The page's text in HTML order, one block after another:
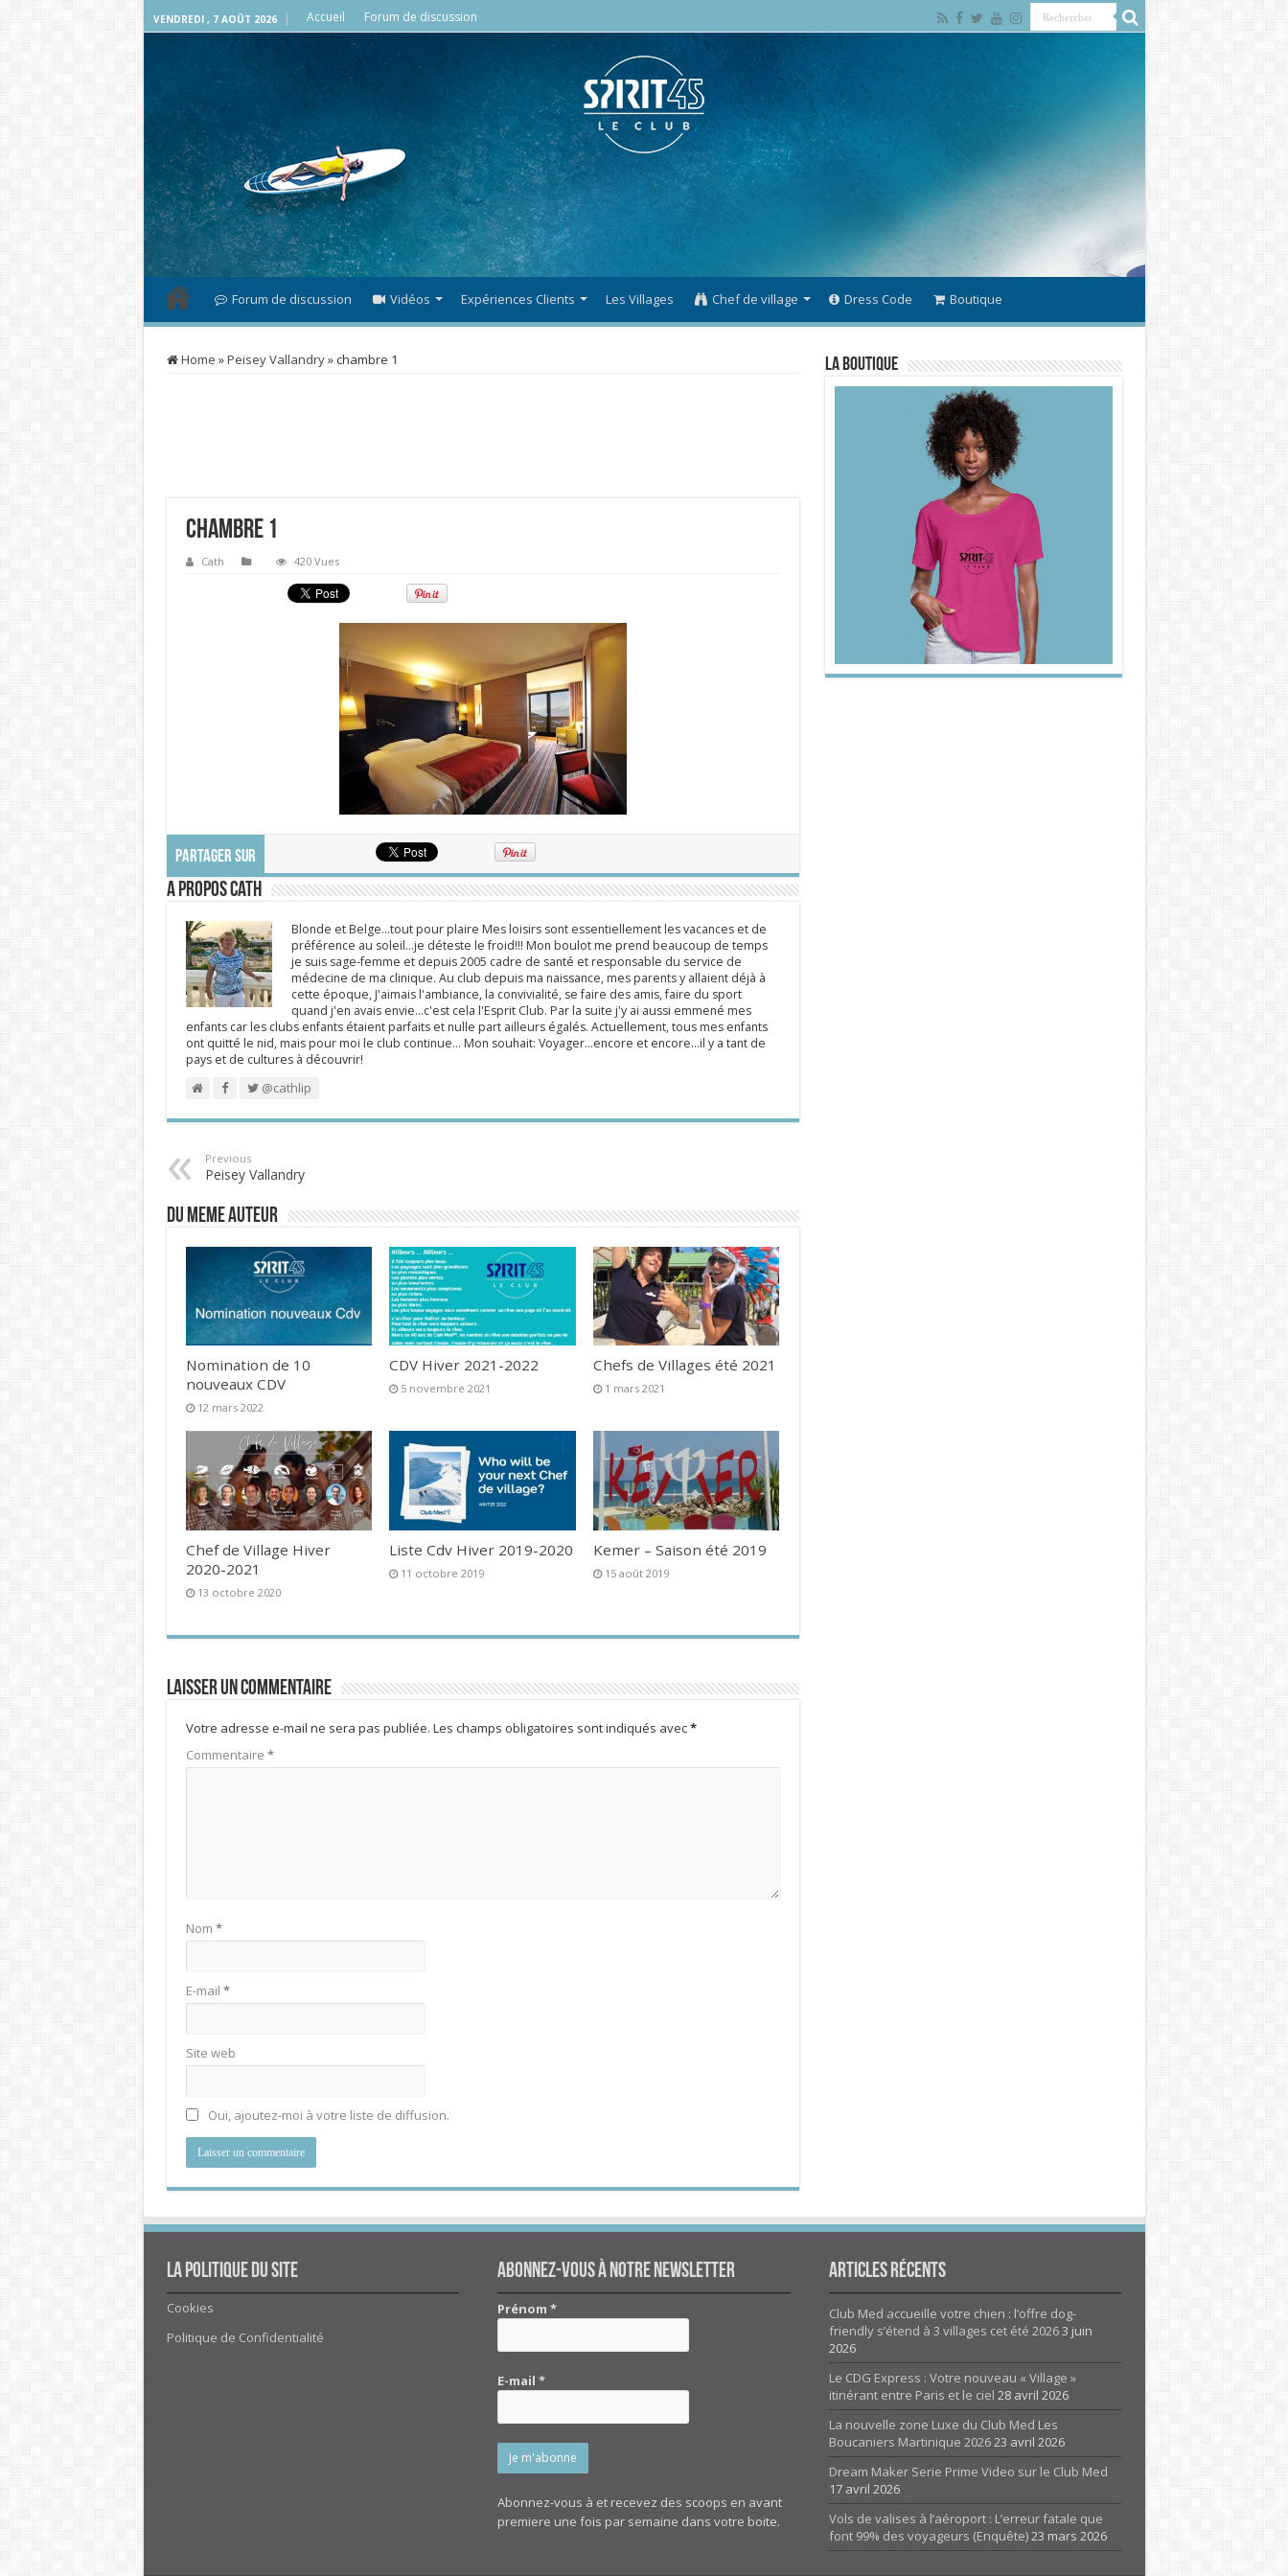
VENDREDI , 7 AOÛT 2026 Accueil Forum de discussion
Forum de discussion Vidéos Expériences Clients Les Villages Chef de village Dress Code Boutique
Home »Peisey Vallandry»chambre 1
chambre 1
Cath 420 Vues
PARTAGER SUR
A propos Cath
Blonde et Belge...tout pour plaire Mes loisirs sont essentiellement les vacances et de
préférence au soleil...je déteste le froid!!! Mon boulot me prend beaucoup de temps
je suis sage-femme et depuis 2005 cadre de santé et responsable du service de
médecine de ma clinique. Au club depuis ma naissance, mes parents y allaient déjà à
cette époque, J'aimais l'ambiance, la convivialité, se faire des amis, faire du sport
quand j'en avais envie...c'est cela l'Esprit Club. Par la suite j'y ai aussi emmené mes
enfants car les clubs enfants étaient parfaits et nulle part ailleurs égalés. Actuellement, tous mes enfants
ont quitté le nid, mais pour moi le club continue... Mon souhait: Voyager...encore et encore...il y a tant de
pays et de cultures à découvrir!
@cathlip
Previous
Peisey Vallandry
DU MEME AUTEUR
Nomination de 10
nouveaux CDV
12 mars 2022
CDV Hiver 2021-2022
5 novembre 2021
Chefs de Villages été 2021
1 mars 2021
Chef de Village Hiver
2020-2021
13 octobre 2020
Liste Cdv Hiver 2019-2020
11 octobre 2019
Kemer – Saison été 2019
15 août 2019
Laisser un commentaire
Votre adresse e-mail ne sera pas publiée. Les champs obligatoires sont indiqués avec*
Commentaire *
Nom *
E-mail *
Site web
Oui, ajoutez-moi à votre liste de diffusion.
La Boutique
La politique du site
Cookies
Politique de Confidentialité
Abonnez-vous à notre newsletter
Prénom*
E-mail*
Abonnez-vous à et recevez des scoops en avant
premiere une fois par semaine dans votre boite.
Articles Récents
Club Med accueille votre chien : l’offre dog-
friendly s’étend à 3 villages cet été 20263 juin
2026
Le CDG Express : Votre nouveau « Village »
itinérant entre Paris et le ciel 28 avril 2026
La nouvelle zone Luxe du Club Med Les
Boucaniers Martinique 202623 avril 2026
Dream Maker Serie Prime Video sur le Club Med
17 avril 2026
Vols de valises à l’aéroport : L’erreur fatale que
font 99% des voyageurs (Enquête)23 mars 2026